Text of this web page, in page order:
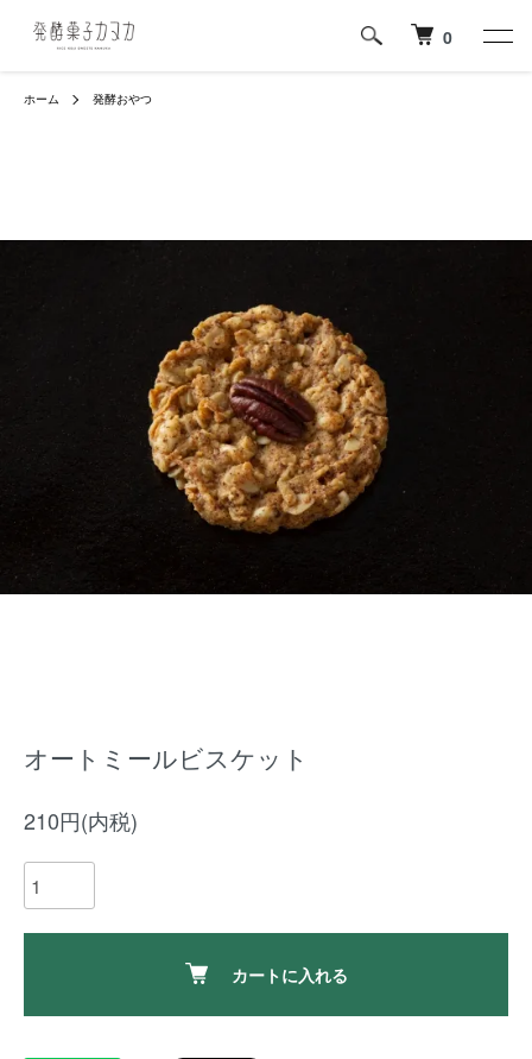
0
ホーム 発酵おやつ
オートミールビスケット
210円(内税)
カートに入れる